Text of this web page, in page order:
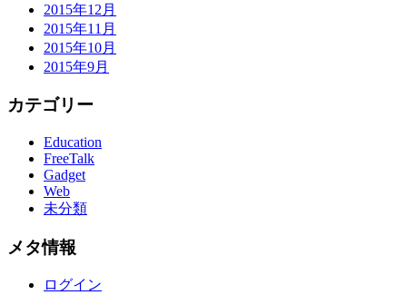
2015年12月
2015年11月
2015年10月
2015年9月
カテゴリー
Education
FreeTalk
Gadget
Web
未分類
メタ情報
ログイン